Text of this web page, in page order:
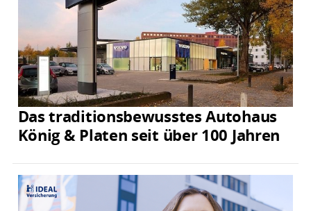
Das traditionsbewusstes Autohaus
König & Platen seit über 100 Jahren